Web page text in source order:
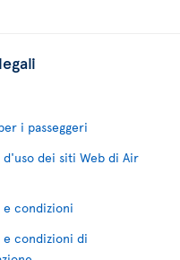
i passeggeri
d'uso dei siti Web di Air
e condizioni
e condizioni di